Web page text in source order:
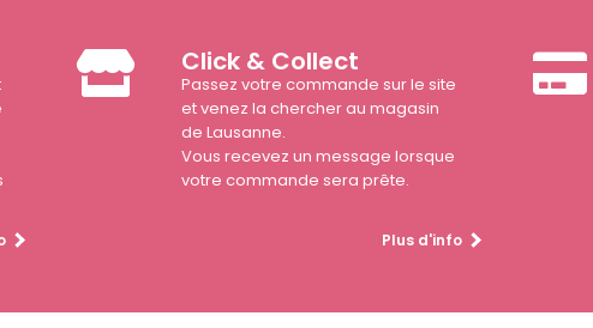
Click & Collect
Passez votre commande sur le site
et venez la chercher au magasin
de Lausanne.
Vous recevez un message lorsque
votre commande sera prête.
Plus d'info